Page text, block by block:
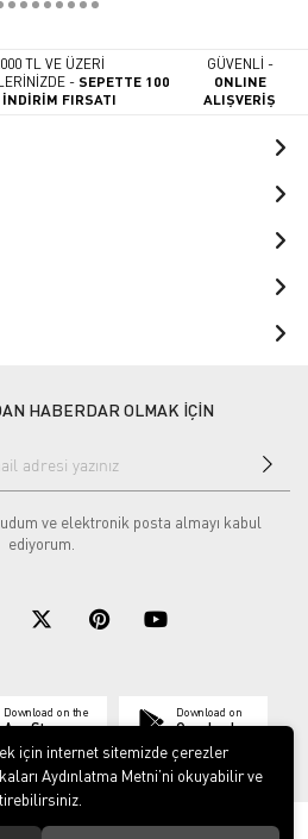
TL VE ÜZERİ
-SEPETTE 100
İNDİRİM FIRSATI
GÜVENLİ -
ONLINE
ALIŞVERİŞ
HABERDAR OLMAK İÇİN
ve elektronik posta almayı kabul
ediyorum.
Download on the
App Store
Download on
Google play
Ekipmanları. Tüm hakları saklıdır.
için internet sitemizde çerezler
Aydınlatma Metni’ni okuyabilir ve